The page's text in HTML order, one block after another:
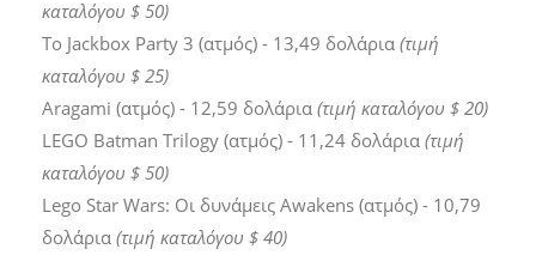
καταλόγου $ 50)
Το Jackbox Party 3 (ατμός) - 13,49 δολάρια (τιμή
καταλόγου $ 25)
Aragami (ατμός) - 12,59 δολάρια (τιμή καταλόγου $ 20)
LEGO Batman Trilogy (ατμός) - 11,24 δολάρια (τιμή
καταλόγου $ 50)
Lego Star Wars: Οι δυνάμεις Awakens (ατμός) - 10,79
δολάρια (τιμή καταλόγου $ 40)